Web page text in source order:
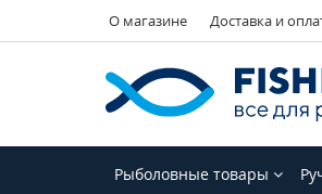
О магазине Доставка и
Рыболовные товары